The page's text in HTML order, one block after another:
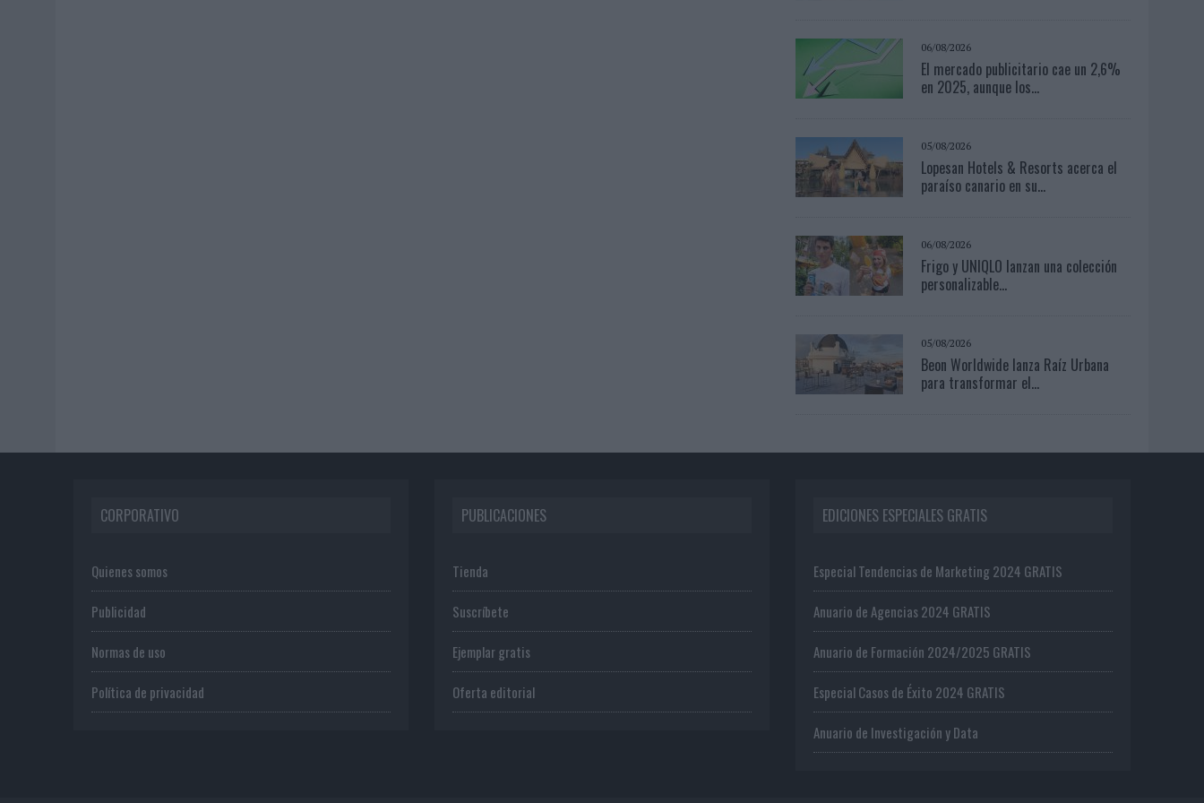
06/08/2026
El mercado publicitario cae un 2,6%
en 2025, aunque los...
05/08/2026
Lopesan Hotels & Resorts acerca el
paraíso canario en su...
06/08/2026
Frigo y UNIQLO lanzan una colección
personalizable...
05/08/2026
Beon Worldwide lanza Raíz Urbana
para transformar el...
CORPORATIVO
Quienes somos
Publicidad
Normas de uso
Política de privacidad
PUBLICACIONES
Tienda
Suscríbete
Ejemplar gratis
Oferta editorial
EDICIONES ESPECIALES GRATIS
Especial Tendencias de Marketing 2024 GRATIS
Anuario de Agencias 2024 GRATIS
Anuario de Formación 2024/2025 GRATIS
Especial Casos de Éxito 2024 GRATIS
Anuario de Investigación y Data